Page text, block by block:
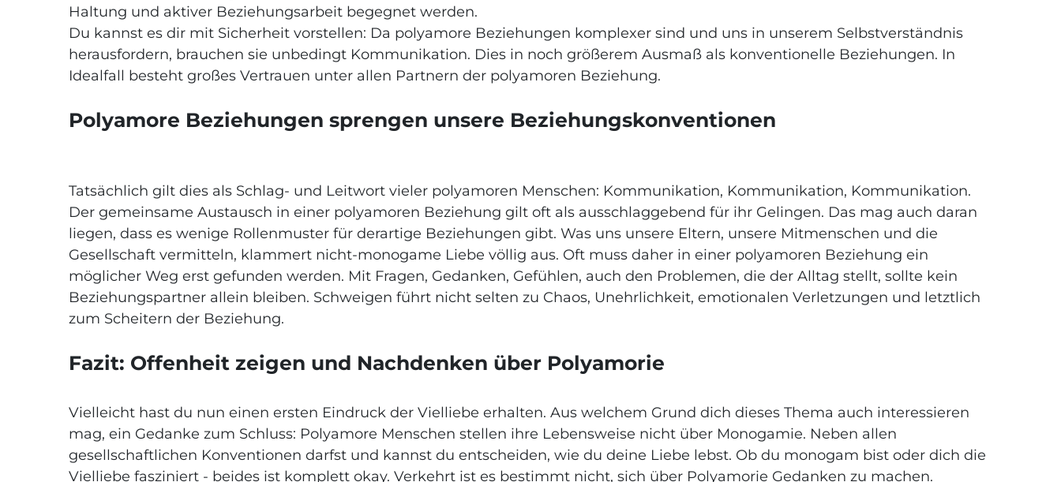
Haltung und aktiver Beziehungsarbeit begegnet werden.
Du kannst es dir mit Sicherheit vorstellen: Da polyamore Beziehungen komplexer sind und uns in unserem Selbstverständnis
herausfordern, brauchen sie unbedingt Kommunikation. Dies in noch größerem Ausmaß als konventionelle Beziehungen. In
Idealfall besteht großes Vertrauen unter allen Partnern der polyamoren Beziehung.
Polyamore Beziehungen sprengen unsere Beziehungskonventionen
Tatsächlich gilt dies als Schlag- und Leitwort vieler polyamoren Menschen: Kommunikation, Kommunikation, Kommunikation.
Der gemeinsame Austausch in einer polyamoren Beziehung gilt oft als ausschlaggebend für ihr Gelingen. Das mag auch daran
liegen, dass es wenige Rollenmuster für derartige Beziehungen gibt. Was uns unsere Eltern, unsere Mitmenschen und die
Gesellschaft vermitteln, klammert nicht-monogame Liebe völlig aus. Oft muss daher in einer polyamoren Beziehung ein
möglicher Weg erst gefunden werden. Mit Fragen, Gedanken, Gefühlen, auch den Problemen, die der Alltag stellt, sollte kein
Beziehungspartner allein bleiben. Schweigen führt nicht selten zu Chaos, Unehrlichkeit, emotionalen Verletzungen und letztlich
zum Scheitern der Beziehung.
Fazit: Offenheit zeigen und Nachdenken über Polyamorie
Vielleicht hast du nun einen ersten Eindruck der Vielliebe erhalten. Aus welchem Grund dich dieses Thema auch interessieren
mag, ein Gedanke zum Schluss: Polyamore Menschen stellen ihre Lebensweise nicht über Monogamie. Neben allen
gesellschaftlichen Konventionen darfst und kannst du entscheiden, wie du deine Liebe lebst. Ob du monogam bist oder dich die
Vielliebe fasziniert - beides ist komplett okay. Verkehrt ist es bestimmt nicht, sich über Polyamorie Gedanken zu machen.